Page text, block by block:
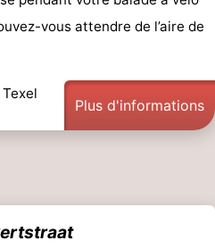
vous attendre de l’aire de
Plus d'informations